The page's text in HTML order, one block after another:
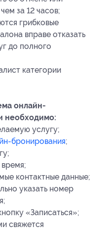
за 12 часов;
грибковые
вправе отказать
до полного
категории
онлайн-
необходимо:
услугу;
бронирования;
контактные данные;
указать номер
;
«Записаться»;
свяжется